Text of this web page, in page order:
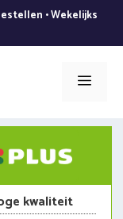
• Wekelijks
Menu
kwaliteit